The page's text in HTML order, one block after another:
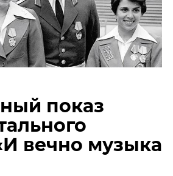
показ
вечно музыка